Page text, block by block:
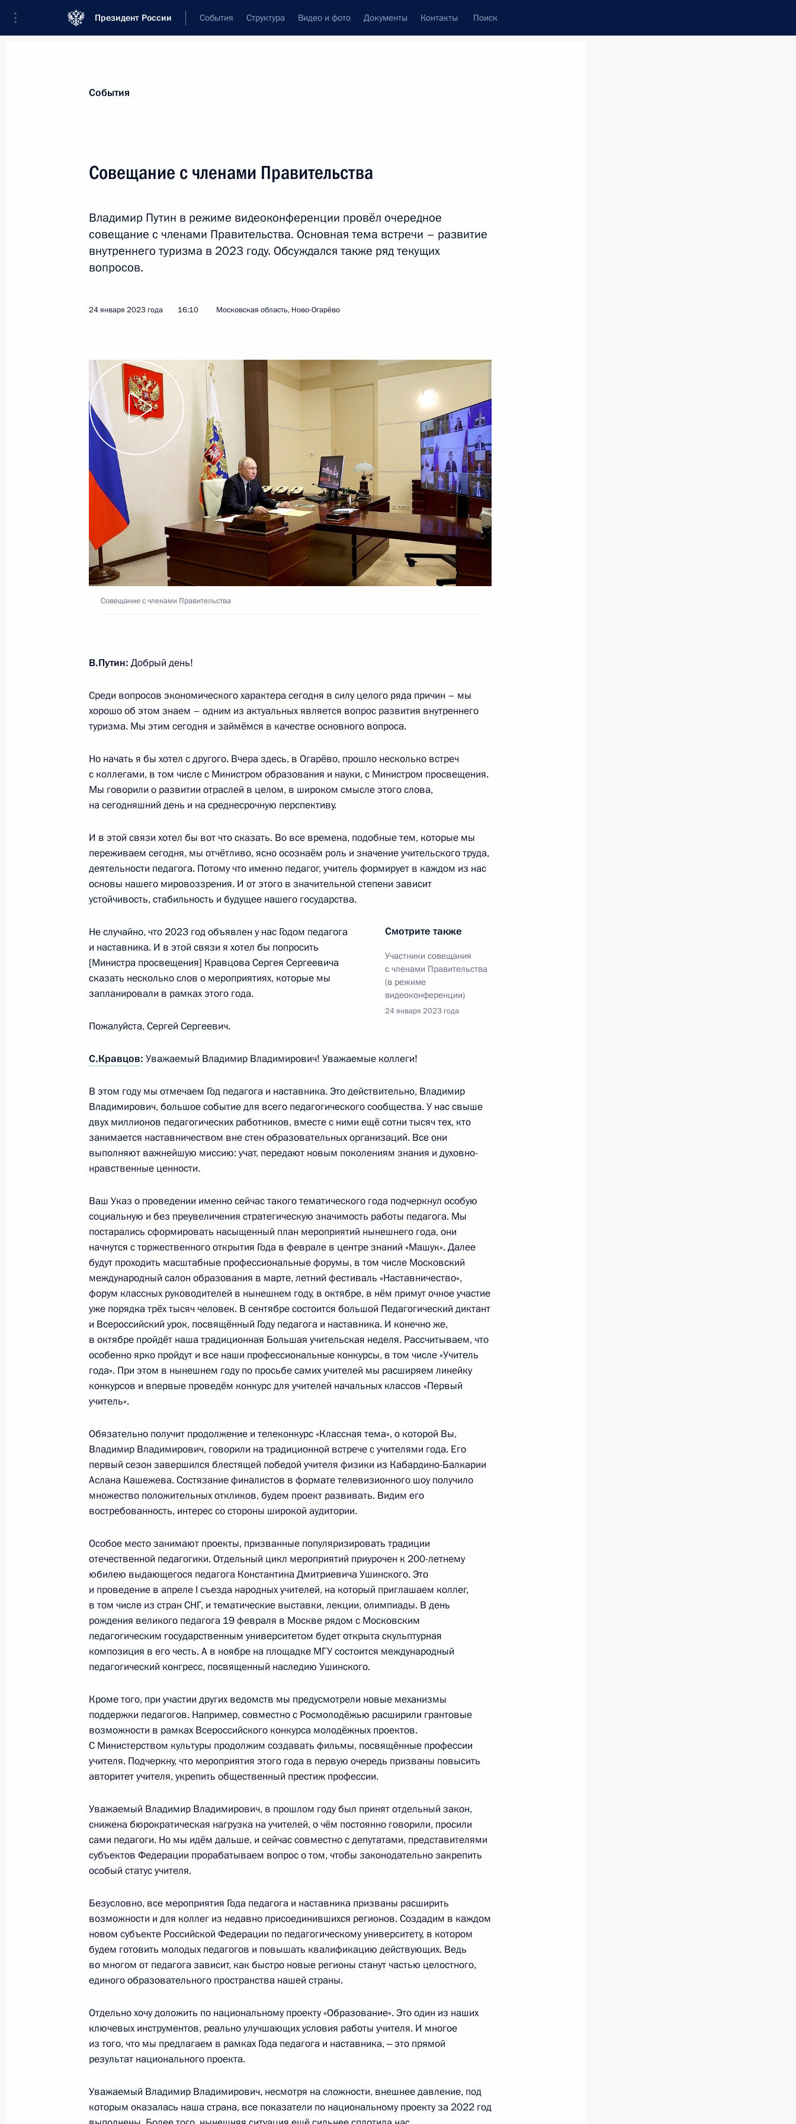
Президент России События Структура Видео и фото Документы Контакты Поиск
Показать следующие материалы
В России создан институт пробации
6 февраля 2023 года, 11:00
31 января 2023 года, 20:00
Встреча с главой Вологодской области Олегом Кувшинниковым
30 января 2023 года, 13:45
Перечень поручений по итогам заседания Госсовета
29 января 2023 года, 18:30
Совещание с членами Правительства
24 января 2023 года, 16:10
На поддержку социально ориентированных некоммерческих
11 января 2023 года, 15:50
Подписан закон, направленный на предотвращение
произвольного закрытия или перепрофилирования объектов
и организаций, специализирующихся на отдыхе и оздоровлении
детей
В законодательство внесены изменения, касающиеся составов
региональных межведомственных комиссий по вопросам
29 декабря 2022 года, 21:05
В законодательство внесены изменения, предусматривающие
по компенсации расходов на оплату ЖКХ и пребывания детей
29 декабря 2022 года, 19:25
Подписан закон о создании автоматизированной
информационной системы страхования
29 декабря 2022 года, 17:45
Расширены компетенции уполномоченных по защите прав
предпринимателей
29 декабря 2022 года, 17:25
Подписан Указ о дополнительных социальных гарантиях лицам,
направленным на территории Донецкой Народной Республики,
Луганской Народной Республики, Запорожской области,
Херсонской области, и членам их семей
29 декабря 2022 года, 16:25
деятельности на территориях Донецкой Народной Республики
и Луганской Народной Республики
29 декабря 2022 года, 16:20
услуги инвалидам и участникам Великой Отечественной войны
и инвалидам боевых действий
28 декабря 2022 года, 14:15
Подписан закон, повышающий размер пенсий неработающих
пенсионеров и уточняющий полномочия Фонда пенсионного
и социального страхования
Подписан закон, дополняющий соцзаказ в России физкультурно-
оздоровительными услугами
28 декабря 2022 года, 14:05
Подписан закон, позволяющий иностранному гражданину или
лицу без гражданства открыть в Фонде пенсионного
и социального страхования индивидуальный лицевой счёт
Мария Львова-Белова посетила Краснодарский край
24 декабря 2022 года, 19:00
Заседание Государственного Совета
22 декабря 2022 года, 17:50
Показать предыдущие материалы
События
Совещание с членами Правительства
Владимир Путин в режиме видеоконференции провёл очередное
совещание с членами Правительства. Основная тема встречи – развитие
внутреннего туризма в 2023 году. Обсуждался также ряд текущих
вопросов.
24 января 2023 года 16:10 Московская область, Ново-Огарёво
Совещание с членами Правительства
В.Путин: Добрый день!
Среди вопросов экономического характера сегодня в силу целого ряда причин – мы
хорошо об этом знаем – одним из актуальных является вопрос развития внутреннего
туризма. Мы этим сегодня и займёмся в качестве основного вопроса.
Но начать я бы хотел с другого. Вчера здесь, в Огарёво, прошло несколько встреч
с коллегами, в том числе с Министром образования и науки, с Министром просвещения.
Мы говорили о развитии отраслей в целом, в широком смысле этого слова,
на сегодняшний день и на среднесрочную перспективу.
И в этой связи хотел бы вот что сказать. Во все времена, подобные тем, которые мы
переживаем сегодня, мы отчётливо, ясно осознаём роль и значение учительского труда,
деятельности педагога. Потому что именно педагог, учитель формирует в каждом из нас
основы нашего мировоззрения. И от этого в значительной степени зависит
устойчивость, стабильность и будущее нашего государства.
Смотрите также
Участники совещания
с членами Правительства
(в режиме
видеоконференции)
24 января 2023 года
Не случайно, что 2023 год объявлен у нас Годом педагога
и наставника. И в этой связи я хотел бы попросить
[Министра просвещения] Кравцова Сергея Сергеевича
сказать несколько слов о мероприятиях, которые мы
запланировали в рамках этого года.
Пожалуйста, Сергей Сергеевич.
С.Кравцов: Уважаемый Владимир Владимирович! Уважаемые коллеги!
В этом году мы отмечаем Год педагога и наставника. Это действительно, Владимир
Владимирович, большое событие для всего педагогического сообщества. У нас свыше
двух миллионов педагогических работников, вместе с ними ещё сотни тысяч тех, кто
занимается наставничеством вне стен образовательных организаций. Все они
выполняют важнейшую миссию: учат, передают новым поколениям знания и духовно-
нравственные ценности.
Ваш Указ о проведении именно сейчас такого тематического года подчеркнул особую
социальную и без преувеличения стратегическую значимость работы педагога. Мы
постарались сформировать насыщенный план мероприятий нынешнего года, они
начнутся с торжественного открытия Года в феврале в центре знаний «Машук». Далее
будут проходить масштабные профессиональные форумы, в том числе Московский
международный салон образования в марте, летний фестиваль «Наставничество»,
форум классных руководителей в нынешнем году, в октябре, в нём примут очное участие
уже порядка трёх тысяч человек. В сентябре состоится большой Педагогический диктант
и Всероссийский урок, посвящённый Году педагога и наставника. И конечно же,
в октябре пройдёт наша традиционная Большая учительская неделя. Рассчитываем, что
особенно ярко пройдут и все наши профессиональные конкурсы, в том числе «Учитель
года». При этом в нынешнем году по просьбе самих учителей мы расширяем линейку
конкурсов и впервые проведём конкурс для учителей начальных классов «Первый
учитель».
Обязательно получит продолжение и телеконкурс «Классная тема», о которой Вы,
Владимир Владимирович, говорили на традиционной встрече с учителями года. Его
первый сезон завершился блестящей победой учителя физики из Кабардино-Балкарии
Аслана Кашежева. Состязание финалистов в формате телевизионного шоу получило
множество положительных откликов, будем проект развивать. Видим его
востребованность, интерес со стороны широкой аудитории.
Особое место занимают проекты, призванные популяризировать традиции
отечественной педагогики. Отдельный цикл мероприятий приурочен к 200-летнему
юбилею выдающегося педагога Константина Дмитриевича Ушинского. Это
и проведение в апреле I съезда народных учителей, на который приглашаем коллег,
в том числе из стран СНГ, и тематические выставки, лекции, олимпиады. В день
рождения великого педагога 19 февраля в Москве рядом с Московским
педагогическим государственным университетом будет открыта скульптурная
композиция в его честь. А в ноябре на площадке МГУ состоится международный
педагогический конгресс, посвященный наследию Ушинского.
Кроме того, при участии других ведомств мы предусмотрели новые механизмы
поддержки педагогов. Например, совместно с Росмолодёжью расширили грантовые
возможности в рамках Всероссийского конкурса молодёжных проектов.
С Министерством культуры продолжим создавать фильмы, посвящённые профессии
учителя. Подчеркну, что мероприятия этого года в первую очередь призваны повысить
авторитет учителя, укрепить общественный престиж профессии.
Уважаемый Владимир Владимирович, в прошлом году был принят отдельный закон,
снижена бюрократическая нагрузка на учителей, о чём постоянно говорили, просили
сами педагоги. Но мы идём дальше, и сейчас совместно с депутатами, представителями
субъектов Федерации прорабатываем вопрос о том, чтобы законодательно закрепить
особый статус учителя.
Безусловно, все мероприятия Года педагога и наставника призваны расширить
возможности и для коллег из недавно присоединившихся регионов. Создадим в каждом
новом субъекте Российской Федерации по педагогическому университету, в котором
будем готовить молодых педагогов и повышать квалификацию действующих. Ведь
во многом от педагога зависит, как быстро новые регионы станут частью целостного,
единого образовательного пространства нашей страны.
Отдельно хочу доложить по национальному проекту «Образование». Это один из наших
ключевых инструментов, реально улучшающих условия работы учителя. И многое
из того, что мы предлагаем в рамках Года педагога и наставника, ‒ это прямой
результат национального проекта.
Уважаемый Владимир Владимирович, несмотря на сложности, внешнее давление, под
которым оказалась наша страна, все показатели по национальному проекту за 2022 год